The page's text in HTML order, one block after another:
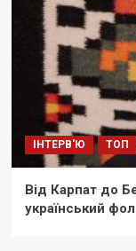
ІНТЕРВ'Ю ТОП
Від Карпат до
український